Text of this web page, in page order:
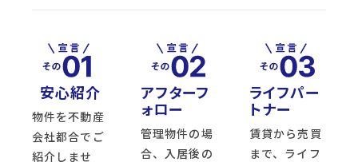
安心紹介
物件を不動産
会社都合でご
紹介しませ
アフターフ
ォロー
管理物件の場
合、入居後の
ライフパー
トナー
賃貸から売買
まで、ライフ